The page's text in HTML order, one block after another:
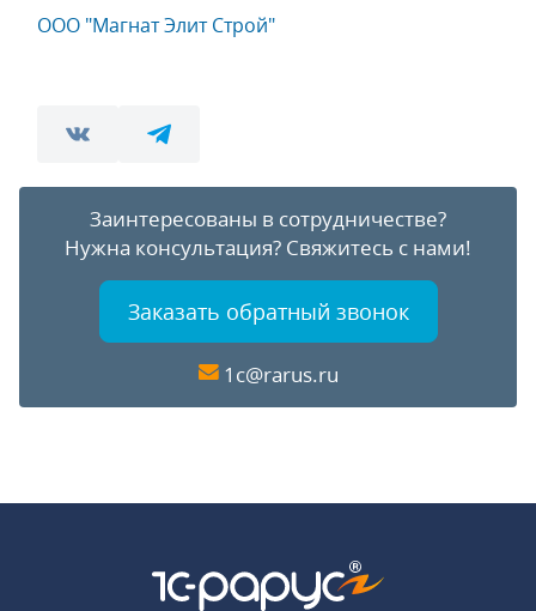
ООО "Магнат Элит Строй"
Заинтересованы в сотрудничестве?
Нужна консультация? Свяжитесь с нами!
Заказать обратный звонок
1c@rarus.ru